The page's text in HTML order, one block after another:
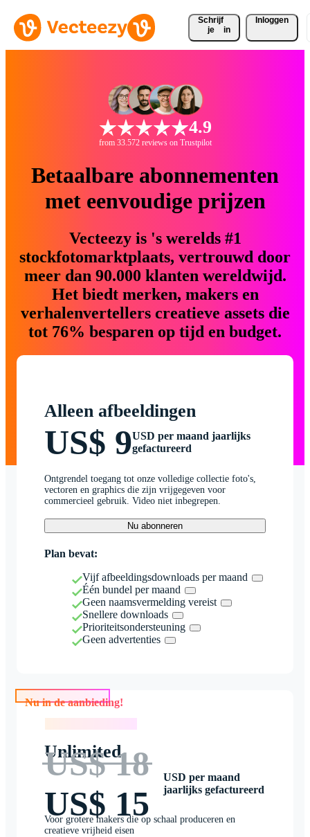
Schrijf
je
in
Inloggen
4.9
from 33.572 reviews on Trustpilot
Betaalbare abonnementen
met eenvoudige prijzen
Vecteezy is 's werelds #1
stockfotomarktplaats, vertrouwd door
meer dan 90.000 klanten wereldwijd.
Het biedt merken, makers en
verhalenvertellers creatieve assets die
tot 76% besparen op tijd en budget.
Alleen afbeeldingen
US$ 9USD per maand jaarlijks
gefactureerd
Ontgrendel toegang tot onze volledige collectie foto's,
vectoren en graphics die zijn vrijgegeven voor
commercieel gebruik. Video niet inbegrepen.
Nu abonneren
Plan bevat:
Vijf afbeeldingsdownloads per maand
Één bundel per maand
Geen naamsvermelding vereist
Snellere downloads
Prioriteitsondersteuning
Geen advertenties
Nu in de aanbieding!
Unlimited
US$ 18
US$ 15
USD per maand
jaarlijks gefactureerd
Voor grotere makers die op schaal produceren en
creatieve vrijheid eisen